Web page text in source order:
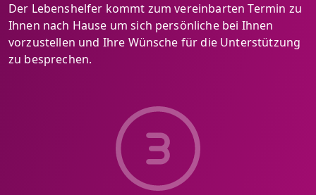
Der Lebenshelfer kommt zum vereinbarten Termin zu
Ihnen nach Hause um sich persönliche bei Ihnen
vorzustellen und Ihre Wünsche für die Unterstützung
zu besprechen.